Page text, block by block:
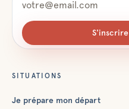
S'inscrire
SITUATIONS
Je prépare mon départ